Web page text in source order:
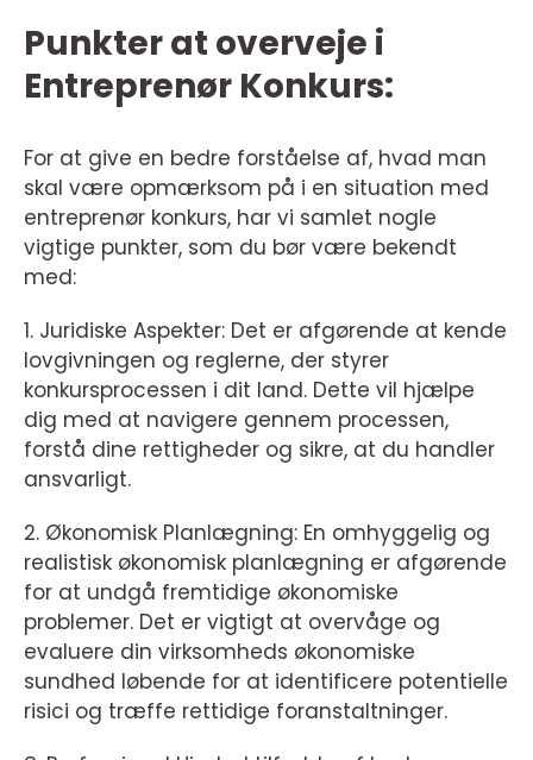
Punkter at overveje i
Entreprenør Konkurs:
For at give en bedre forståelse af, hvad man
skal være opmærksom på i en situation med
entreprenør konkurs, har vi samlet nogle
vigtige punkter, som du bør være bekendt
med:
1. Juridiske Aspekter: Det er afgørende at kende
lovgivningen og reglerne, der styrer
konkursprocessen i dit land. Dette vil hjælpe
dig med at navigere gennem processen,
forstå dine rettigheder og sikre, at du handler
ansvarligt.
2. Økonomisk Planlægning: En omhyggelig og
realistisk økonomisk planlægning er afgørende
for at undgå fremtidige økonomiske
problemer. Det er vigtigt at overvåge og
evaluere din virksomheds økonomiske
sundhed løbende for at identificere potentielle
risici og træffe rettidige foranstaltninger.